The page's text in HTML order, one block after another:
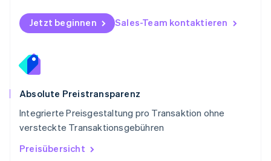
Jetzt beginnen Sales-Team kontaktieren
Absolute Preistransparenz
Integrierte Preisgestaltung pro Transaktion ohne
versteckte Transaktionsgebühren
Preisübersicht
Schweden
Svenska English
Deutsch
Singapur
English
Slowakei
Slowenien
EnglishItaliano
Sonderverwaltungsregion Hongkong,